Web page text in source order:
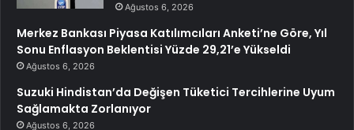
Ağustos 6, 2026
Merkez Bankası Piyasa Katılımcıları Anketi’ne Göre, Yıl
Sonu Enflasyon Beklentisi Yüzde 29,21’e Yükseldi
Ağustos 6, 2026
Suzuki Hindistan’da Değişen Tüketici Tercihlerine Uyum
Sağlamakta Zorlanıyor
Ağustos 6, 2026